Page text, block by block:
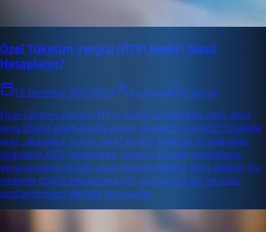
Özel Tüketim Vergisi (ÖTV) Nedir? Nasıl
Hesaplanır?
16 Temmuz 2026 08:59 Enabase
0 yorum
Özel Tüketim Vergisi (ÖTV), belirli ürünlerden satın alma
veya ithalat aşamasında alınan dolaylı bir vergidir; özellikle
araç, akaryakıt, tütün, alkol ve lüks tüketim ürünlerinde
uygulanır. ÖTV hesaplama, ürünün türüne, matrahına,
vergi oranına ve ilgili yasal düzenlemelere göre değişir; bu
nedenle doğru hesaplama için güncel oranlar ve ürün
sınıflandırması dikkate alınmalıdır.